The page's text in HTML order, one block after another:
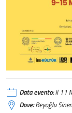
Data evento:Il 11
Dove:Beyoğlu